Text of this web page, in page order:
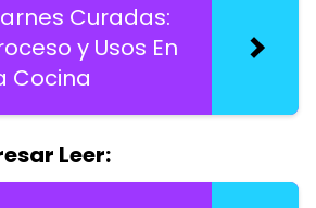
Curadas:
y Usos En
Cocina
Leer: